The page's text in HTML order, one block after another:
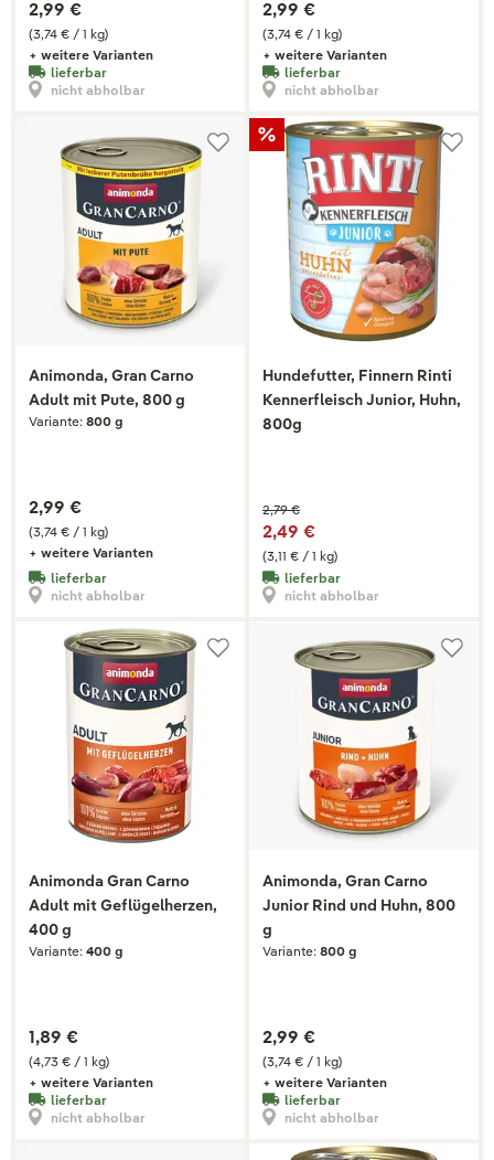
(3,74 € / 1 kg)
2,99 €
+ weitere Varianten
lieferbar
nicht abholbar
(3,74 € / 1 kg)
2,99 €
+ weitere Varianten
lieferbar
nicht abholbar
Animonda, Gran Carno
Adult mit Pute, 800 g
Variante: 800 g
(3,74 € / 1 kg)
2,99 €
+ weitere Varianten
lieferbar
nicht abholbar
Hundefutter, Finnern Rinti
Kennerfleisch Junior, Huhn,
800g
(3,11 € / 1 kg)
2,79 €
2,49 €
lieferbar
nicht abholbar
Animonda Gran Carno
Adult mit Geflügelherzen,
400 g
Variante: 400 g
(4,73 € / 1 kg)
1,89 €
+ weitere Varianten
lieferbar
nicht abholbar
Animonda, Gran Carno
Junior Rind und Huhn, 800
g
Variante: 800 g
(3,74 € / 1 kg)
2,99 €
+ weitere Varianten
lieferbar
nicht abholbar